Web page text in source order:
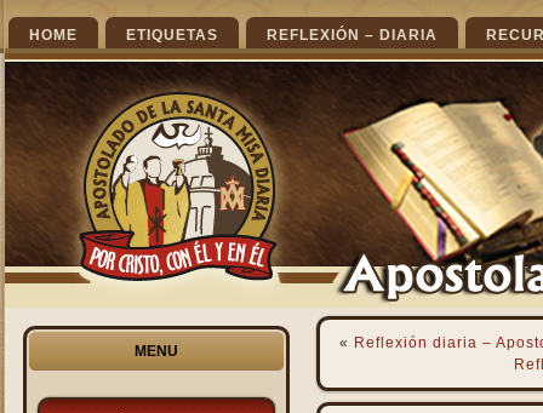
HOME ETIQUETAS REFLEXIÓN – DIARIA
MENU « Reflexión diaria –